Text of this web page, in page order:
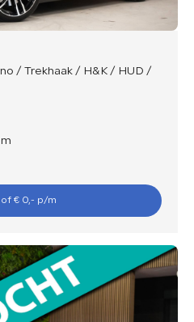
/ Trekhaak / H&K / HUD /
of € 0,- p/m